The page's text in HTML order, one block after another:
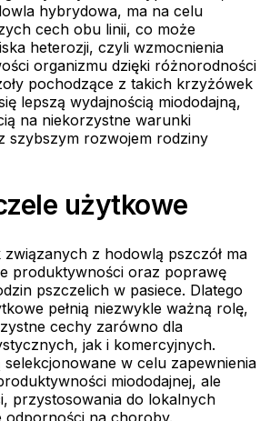
hybrydowa, ma na celu
cech obu linii, co może
heterozji, czyli wzmocnienia
organizmu dzięki różnorodności
pochodzące z takich krzyżówek
lepszą wydajnością miododajną,
na niekorzystne warunki
szybszym rozwojem rodziny
użytkowe
z hodowlą pszczół ma
produktywności oraz poprawę
pszczelich w pasiece. Dlatego
pełnią niezwykle ważną rolę,
cechy zarówno dla
jak i komercyjnych.
w celu zapewnienia
miododajnej, ale
przystosowania do lokalnych
odporności na choroby.